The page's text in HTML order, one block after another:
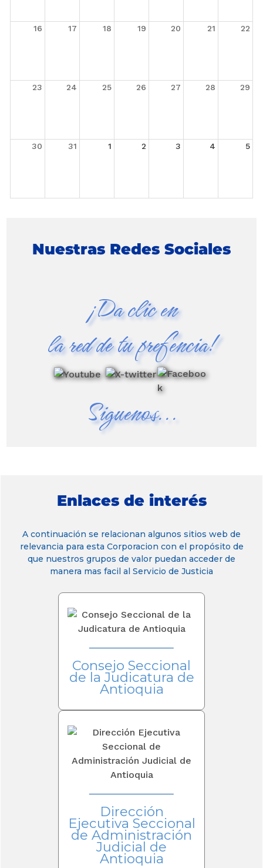
16 17 18 19 20 21 22
23 24 25 26 27 28 29
30 31 1 2 3 4 5
Nuestras Redes Sociales
¡Da clic en
la red de tu prefencia!
Siguenos...
Enlaces de interés
A continuación se relacionan algunos sitios web de
relevancia para esta Corporacion con el propósito de
que nuestros grupos de valor puedan acceder de
manera mas facil al Servicio de Justicia
Consejo Seccional
de la Judicatura de
Antioquia
Dirección
Ejecutiva Seccional
de Administración
Judicial de
Antioquia